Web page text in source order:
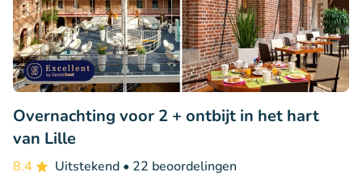
Overnachting voor 2 + ontbijt in het hart
van Lille
8.4 Uitstekend • 22 beoordelingen